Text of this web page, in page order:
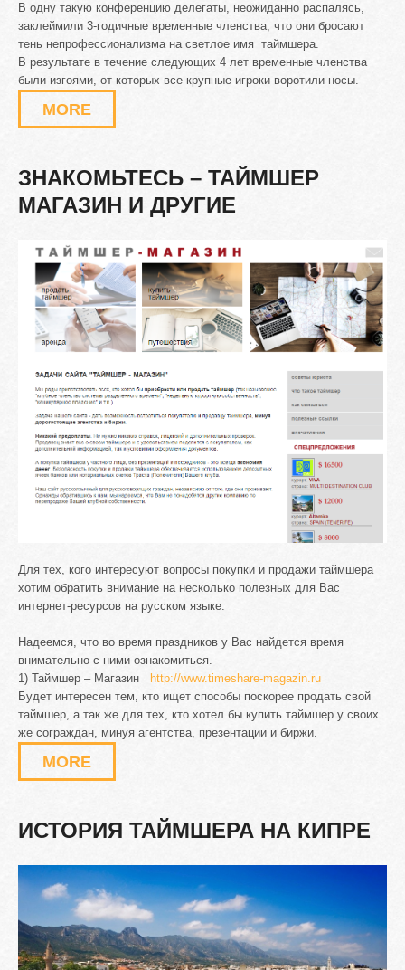
В одну такую конференцию делегаты, неожиданно распалясь,
заклеймили 3-годичные временные членства, что они бросают
тень непрофессионализма на светлое имя таймшера.
В результате в течение следующих 4 лет временные членства
были изгоями, от которых все крупные игроки воротили носы.
MORE
ЗНАКОМЬТЕСЬ – ТАЙМШЕР
МАГАЗИН И ДРУГИЕ
Для тех, кого интересуют вопросы покупки и продажи таймшера
хотим обратить внимание на несколько полезных для Вас
интернет-ресурсов на русском языке.
Надеемся, что во время праздников у Вас найдется время
внимательно с ними ознакомиться.
1) Таймшер – Магазин
http://www.timeshare-magazin.ru
Будет интересен тем, кто ищет способы поскорее продать свой
таймшер, а так же для тех, кто хотел бы купить таймшер у своих
же сограждан, минуя агентства, презентации и биржи.
MORE
ИСТОРИЯ ТАЙМШЕРА НА КИПРЕ